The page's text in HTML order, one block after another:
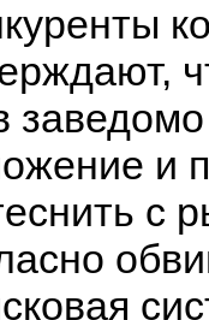
и
с